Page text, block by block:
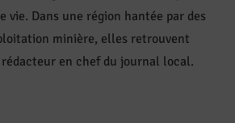
vie. Dans une région hantée par des
minière, elles retrouvent
en chef du journal local.